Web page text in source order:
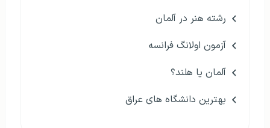
رشته هنر در آلمان
آزمون اولانگ فرانسه
آلمان یا هلند؟
بهترین دانشگاه های عراق